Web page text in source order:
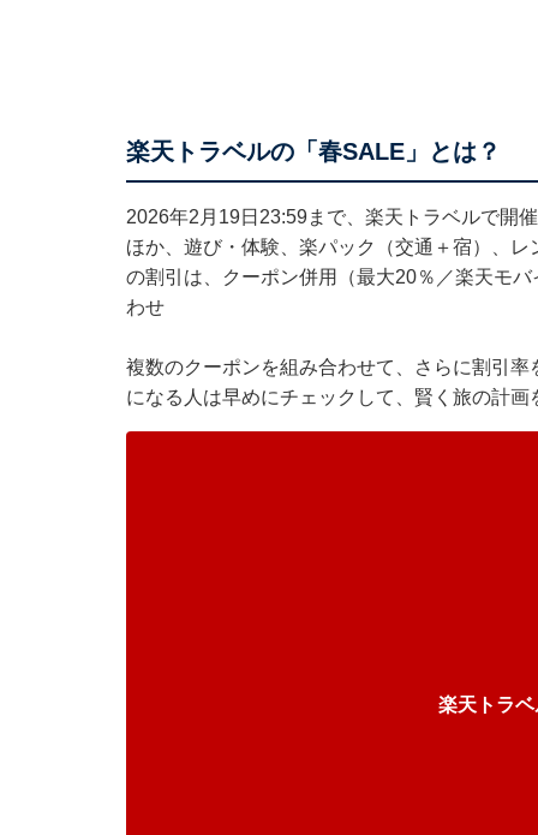
楽天トラベルの「春SALE」とは？
2026年2月19日23:59まで、楽天トラベルで開
ほか、遊び・体験、楽パック（交通＋宿）、
の割引は、クーポン併用（最大20％／楽天モ
わせ
複数のクーポンを組み合わせて、さらに割引
になる人は早めにチェックして、賢く旅の計画
楽天トラ